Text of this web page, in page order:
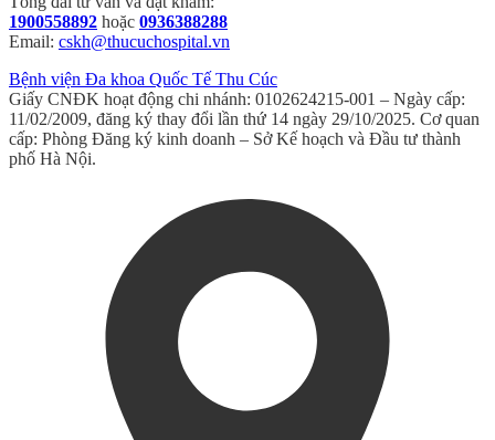
1900558892 hoặc 0936388288
Email: cskh@thucuchospital.vn
Bệnh viện Đa khoa Quốc Tế Thu Cúc
Giấy CNĐK hoạt động chi nhánh: 0102624215-001 – Ngày cấp:
11/02/2009, đăng ký thay đổi lần thứ 14 ngày 29/10/2025. Cơ quan
cấp: Phòng Đăng ký kinh doanh – Sở Kế hoạch và Đầu tư thành
phố Hà Nội.